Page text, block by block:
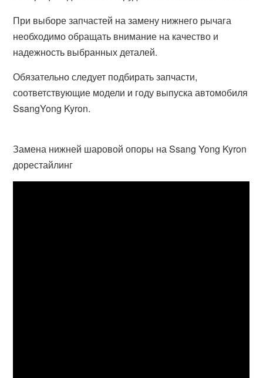
При выборе запчастей на замену нижнего рычага
необходимо обращать внимание на качество и
надежность выбранных деталей.
Обязательно следует подбирать запчасти,
соответствующие модели и году выпуска автомобиля
SsangYong Kyron.
Замена нижней шаровой опоры на Ssang Yong Kyron
дорестайлинг